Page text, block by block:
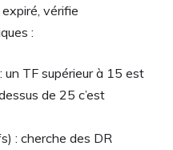
vérifie
:
un TF supérieur à 15 est
de 25 c’est
: cherche des DR